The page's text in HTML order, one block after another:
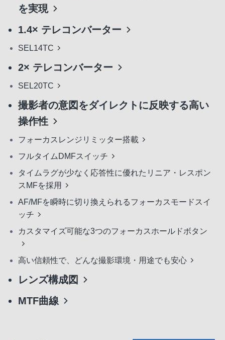
を実現
1.4× テレコンバーター
SEL14TC
2× テレコンバーター
SEL20TC
撮影者の意図をダイレクトに反映する高い
操作性
フォーカスレンジリミッター搭載
フルタイムDMFスイッチ
タイムラグが少なく応答性に優れたリニア・レスポン
スMFを採用
AF/MFを瞬時に切り換えられるフォーカスモードスイ
ッチ
カスタマイズ可能な3つのフォーカスホールドボタン
高い信頼性で、どんな撮影環境・用途でも安心
レンズ構成図
MTF曲線